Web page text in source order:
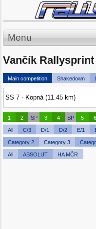
Menu
Vančík
Main competition Shakedown
1 2 SP 3 4 SP 5 6
All C/3 D/1 D/2 E/1
Category 2 Category 3
All ABSOLUT HA MČR